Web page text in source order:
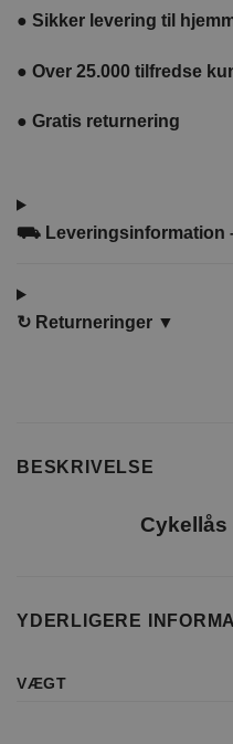
● Sikker levering til
● Over 25.000 tilfredse
● Gratis returnering
⛟ Leveringsinformation
↻ Returneringer ▼
BESKRIVELSE
Cykellås
YDERLIGERE
VÆGT